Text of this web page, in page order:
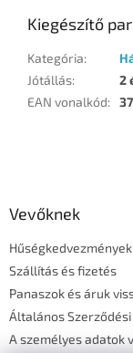
Kiegészítő
Kategória:
Jótállás:
2
EAN vonalkód:
Vevőknek
Hűségkedvezmények
Szállítás és fizetés
Panaszok és áruk
Általános
A személyes adatok